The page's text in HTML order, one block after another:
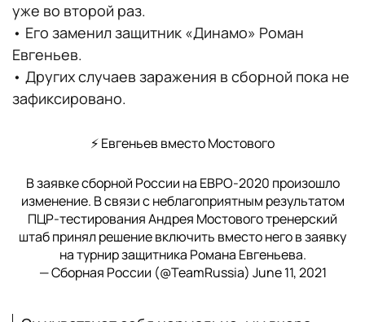
уже во второй раз.
• Его заменил защитник «Динамо» Роман
Евгеньев.
• Других случаев заражения в сборной пока не
зафиксировано.
⚡️ Евгеньев вместо Мостового
В заявке сборной России на ЕВРО-2020 произошло
изменение. В связи с неблагоприятным результатом
ПЦР-тестирования Андрея Мостового тренерский
штаб принял решение включить вместо него в заявку
на турнир защитника Романа Евгеньева.
— Сборная России (@TeamRussia) June 11, 2021